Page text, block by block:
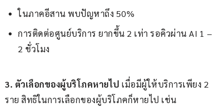
ในภาคอีสาน พบปัญหาถึง 50%
การติดต่อศูนย์บริการ ยากขึ้น 2 เท่า รอคิวผ่าน AI 1 –
2 ชั่วโมง
3. ตัวเลือกของผู้บริโภคหายไป เมื่อมีผู้ให้บริการเพียง 2
ราย สิทธิในการเลือกของผู้บริโภคก็หายไป เช่น